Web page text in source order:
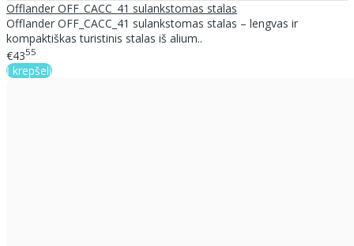
Offlander OFF_CACC_41 sulankstomas stalas
Offlander OFF_CACC_41 sulankstomas stalas – lengvas ir
kompaktiškas turistinis stalas iš alium..
€4355
Į krepšelį